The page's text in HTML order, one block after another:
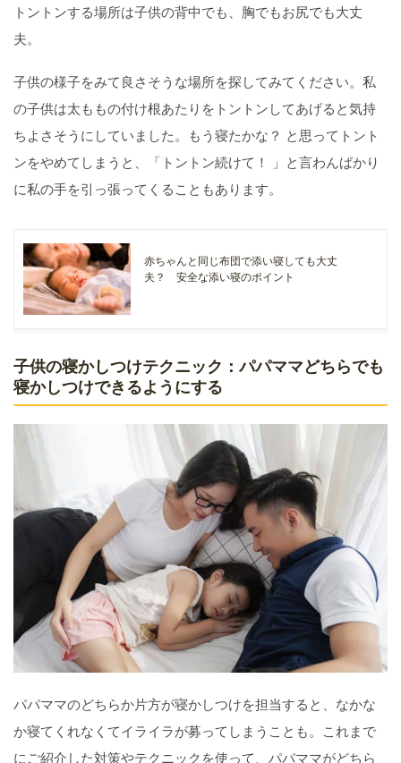
トントンする場所は子供の背中でも、胸でもお尻でも大丈
夫。
子供の様子をみて良さそうな場所を探してみてください。私
の子供は太ももの付け根あたりをトントンしてあげると気持
ちよさそうにしていました。もう寝たかな？ と思ってトント
ンをやめてしまうと、「トントン続けて！ 」と言わんばかり
に私の手を引っ張ってくることもあります。
赤ちゃんと同じ布団で添い寝しても大丈
夫？ 安全な添い寝のポイント
子供の寝かしつけテクニック：パパママどちらでも
寝かしつけできるようにする
パパママのどちらか片方が寝かしつけを担当すると、なかな
か寝てくれなくてイライラが募ってしまうことも。これまで
にご紹介した対策やテクニックを使って、パパママがどちら